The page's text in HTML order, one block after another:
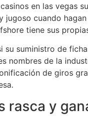
en las vegas
jugoso cuando
tiene sus
su suministro de
nombres de la
de giros
rasca y